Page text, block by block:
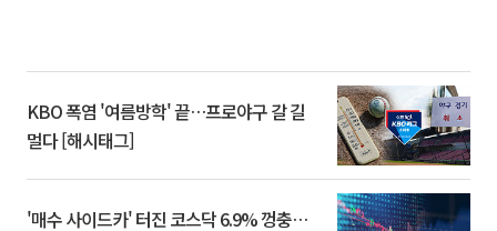
KBO 폭염 '여름방학' 끝…프로야구 갈 길
멀다 [해시태그]
'매수 사이드카' 터진 코스닥 6.9% 껑충…